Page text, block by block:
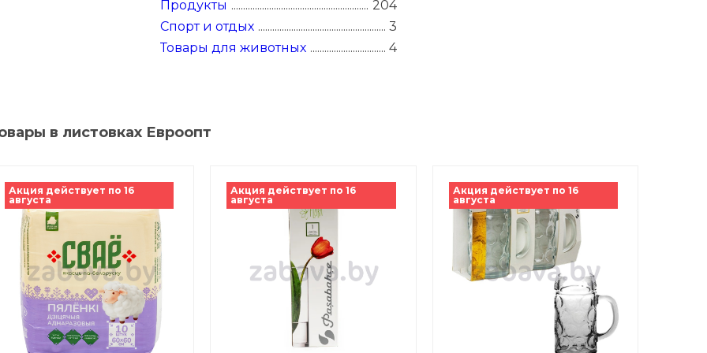
и
для
Продукты
204
Спорт и отдых
3
Товары для животных
4
в листовках Евроопт
Акция действует по 16
августа
Акция действует по 16
августа
Акция действует по 16
августа